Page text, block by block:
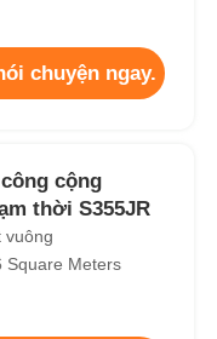
chuyện ngay.
cộng
thời S355JR
vuông
Square Meters